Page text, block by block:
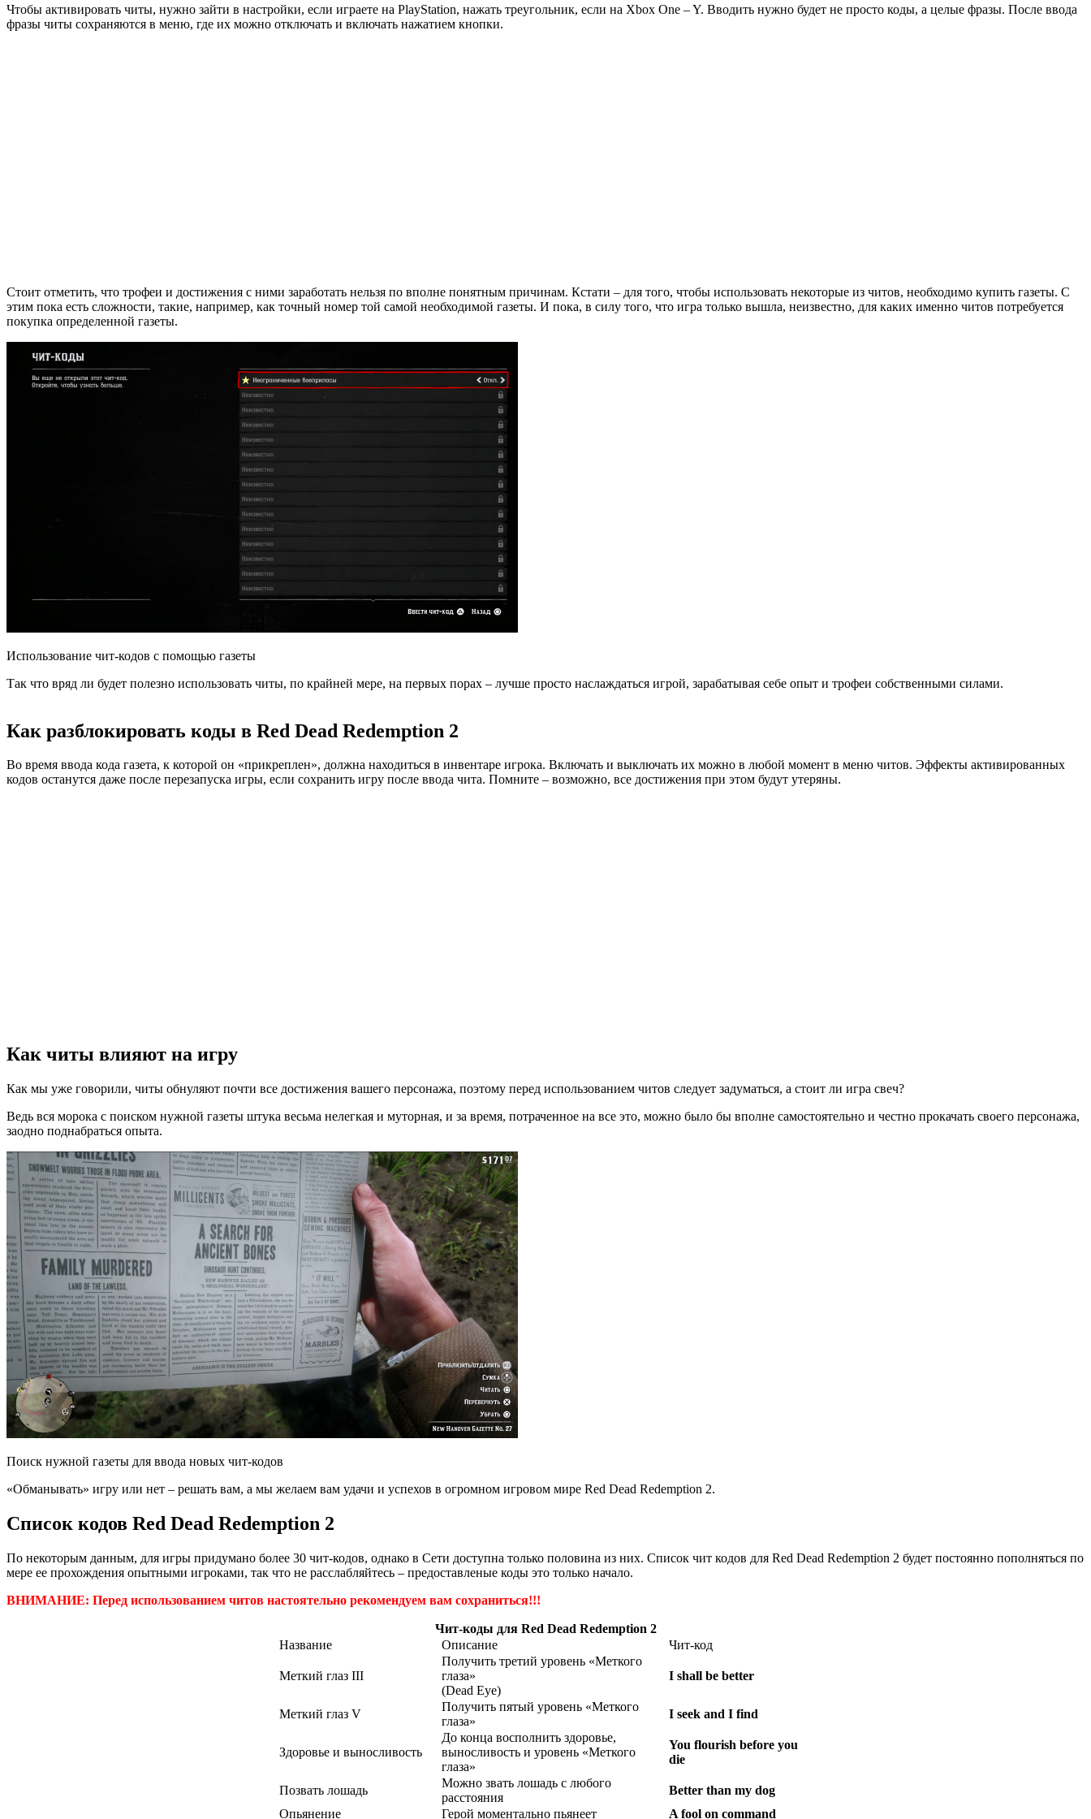
Чтобы активировать читы, нужно зайти в настройки, если играете на PlayStation, нажать треугольник, если на Xbox One – Y. Вводить нужно будет не просто коды, а целые фразы. После ввода
фразы читы сохраняются в меню, где их можно отключать и включать нажатием кнопки.
Стоит отметить, что трофеи и достижения с ними заработать нельзя по вполне понятным причинам. Кстати – для того, чтобы использовать некоторые из читов, необходимо купить газеты. С
этим пока есть сложности, такие, например, как точный номер той самой необходимой газеты. И пока, в силу того, что игра только вышла, неизвестно, для каких именно читов потребуется
покупка определенной газеты.
Использование чит-кодов с помощью газеты
Так что вряд ли будет полезно использовать читы, по крайней мере, на первых порах – лучше просто наслаждаться игрой, зарабатывая себе опыт и трофеи собственными силами.
Как разблокировать коды в Red Dead Redemption 2
Во время ввода кода газета, к которой он «прикреплен», должна находиться в инвентаре игрока. Включать и выключать их можно в любой момент в меню читов. Эффекты активированных
кодов останутся даже после перезапуска игры, если сохранить игру после ввода чита. Помните – возможно, все достижения при этом будут утеряны.
Как читы влияют на игру
Как мы уже говорили, читы обнуляют почти все достижения вашего персонажа, поэтому перед использованием читов следует задуматься, а стоит ли игра свеч?
Ведь вся морока с поиском нужной газеты штука весьма нелегкая и муторная, и за время, потраченное на все это, можно было бы вполне самостоятельно и честно прокачать своего персонажа,
заодно поднабраться опыта.
Поиск нужной газеты для ввода новых чит-кодов
«Обманывать» игру или нет – решать вам, а мы желаем вам удачи и успехов в огромном игровом мире Red Dead Redemption 2.
Список кодов Red Dead Redemption 2
По некоторым данным, для игры придумано более 30 чит-кодов, однако в Сети доступна только половина из них. Список чит кодов для Red Dead Redemption 2 будет постоянно пополняться по
мере ее прохождения опытными игроками, так что не расслабляйтесь – предоставленые коды это только начало.
ВНИМАНИЕ: Перед использованием читов настоятельно рекомендуем вам сохраниться!!!
Чит-коды для Red Dead Redemption 2
Название
Описание Чит-код
Меткий глаз III
Получить третий уровень «Меткого
глаза»
(Dead Eye)
I shall be better
Меткий глаз V
Получить пятый уровень «Меткого
глаза»
I seek and I find
Здоровье и выносливость
До конца восполнить здоровье,
выносливость и уровень «Меткого
глаза»
You flourish before you
die
Позвать лошадь
Можно звать лошадь с любого
расстояния
Better than my dog
Опьянение
Герой моментально пьянеет A fool on command